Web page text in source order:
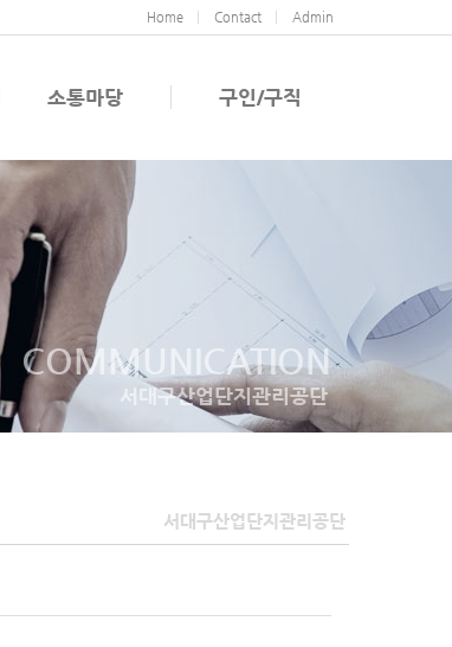
Home Contact Admin
소통마당 구인/구직
COMMUNICATION
서대구산업단지관리공단
서대구산업단지관리공단